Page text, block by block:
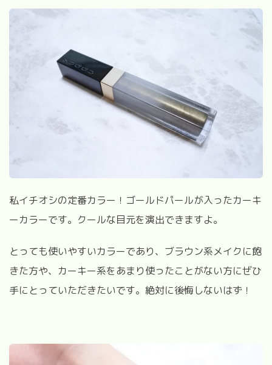
私イチオシの定番カラー！ゴールドパールが入ったカーキ
ーカラーです。クールな目元を演出できますよ。
とっても使いやすいカラーであり、ブラウン系メイクに飽
きた方や、カーキー系をあまり使ったことがない方にぜひ
手にとっていただきたいです。絶対に後悔しないはず！